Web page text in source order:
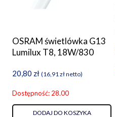
OSRAM świetlówka G13
Lumilux T8, 18W/830
20,80 zł (16,91złnetto)
Dostępność: 28.00
DODAJ DO KOSZYKA